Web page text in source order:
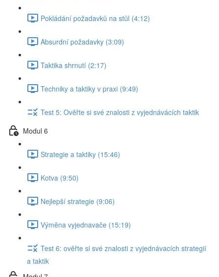
Pokládání požadavků na stůl (4:12)
Absurdní požadavky (3:09)
Taktika shrnutí (2:17)
Techniky a taktiky v praxi (9:49)
Test 5: Ověřte si své znalosti z vyjednávácích taktik
Modul 6
Strategie a taktiky (15:46)
Kotva (9:50)
Nejlepší strategie (9:06)
Výměna vyjednavače (15:19)
Test 6: ověřte si své znalosti z vyjednávacích strategií
a taktik